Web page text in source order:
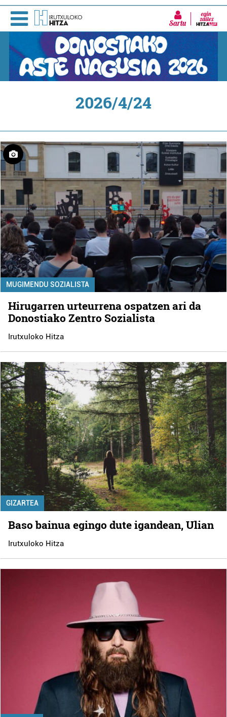
Sartu
2026/4/24
MUGIMENDU SOZIALISTA
Hirugarren urteurrena ospatzen ari da
Donostiako Zentro Sozialista
Irutxuloko Hitza
GIZARTEA
Baso bainua egingo dute igandean, Ulian
Irutxuloko Hitza